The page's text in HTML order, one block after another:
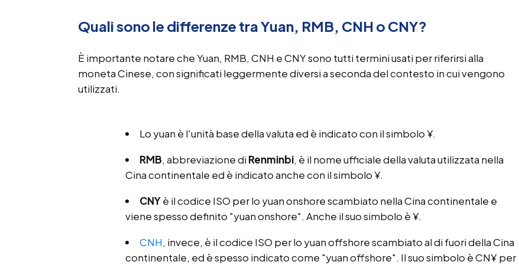
Quali sono le differenze tra Yuan, RMB, CNH o CNY?
È importante notare che Yuan, RMB, CNH e CNY sono tutti termini usati per riferirsi alla
moneta Cinese, con significati leggermente diversi a seconda del contesto in cui vengono
utilizzati.
Lo yuan è l'unità base della valuta ed è indicato con il simbolo ¥.
RMB, abbreviazione di Renminbi, è il nome ufficiale della valuta utilizzata nella
Cina continentale ed è indicato anche con il simbolo ¥.
CNYè il codice ISO per lo yuan onshore scambiato nella Cina continentale e
viene spesso definito "yuan onshore". Anche il suo simbolo è ¥.
CNH, invece, è il codice ISO per lo yuan offshore scambiato al di fuori della Cina
continentale, ed è spesso indicato come "yuan offshore". Il suo simbolo è CN¥ per